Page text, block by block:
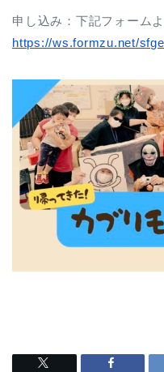
申し込み：下記フォーム
https://ws.formzu.net/